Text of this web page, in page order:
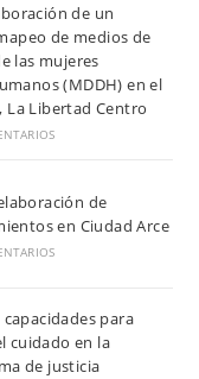
de un
de medios de
las mujeres
(MDDH) en el
La Libertad Centro
de
en Ciudad Arce
capacidades para
cuidado en la
de justicia